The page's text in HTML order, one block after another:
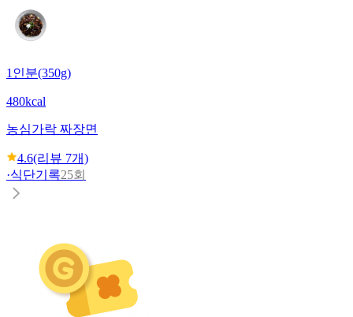
1인분(350g)
480kcal
농심가락 짜장면
4.6(리뷰 7개)
·식단기록25회